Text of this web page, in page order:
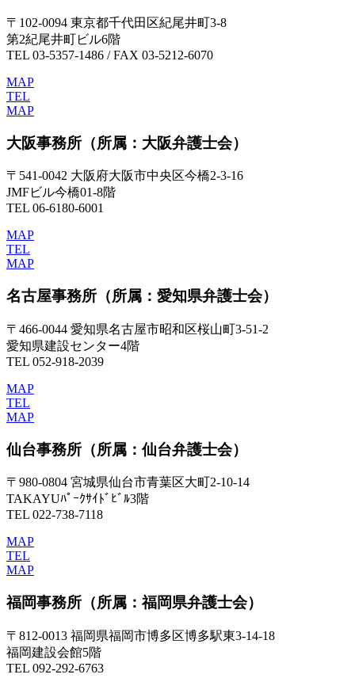
〒102-0094 東京都千代田区紀尾井町3-8
第2紀尾井町ビル6階
TEL 03-5357-1486 / FAX 03-5212-6070
MAP
TEL
MAP
大阪事務所 （所属：大阪弁護士会）
〒541-0042 大阪府大阪市中央区今橋2-3-16
JMFビル今橋01-8階
TEL 06-6180-6001
MAP
TEL
MAP
名古屋事務所 （所属：愛知県弁護士会）
〒466-0044 愛知県名古屋市昭和区桜山町3-51-2
愛知県建設センター4階
TEL 052-918-2039
MAP
TEL
MAP
仙台事務所 （所属：仙台弁護士会）
〒980-0804 宮城県仙台市青葉区大町2-10-14
TAKAYUﾊﾟｰｸｻｲﾄﾞﾋﾞﾙ3階
TEL 022-738-7118
MAP
TEL
MAP
福岡事務所 （所属：福岡県弁護士会）
〒812-0013 福岡県福岡市博多区博多駅東3-14-18
福岡建設会館5階
TEL 092-292-6763